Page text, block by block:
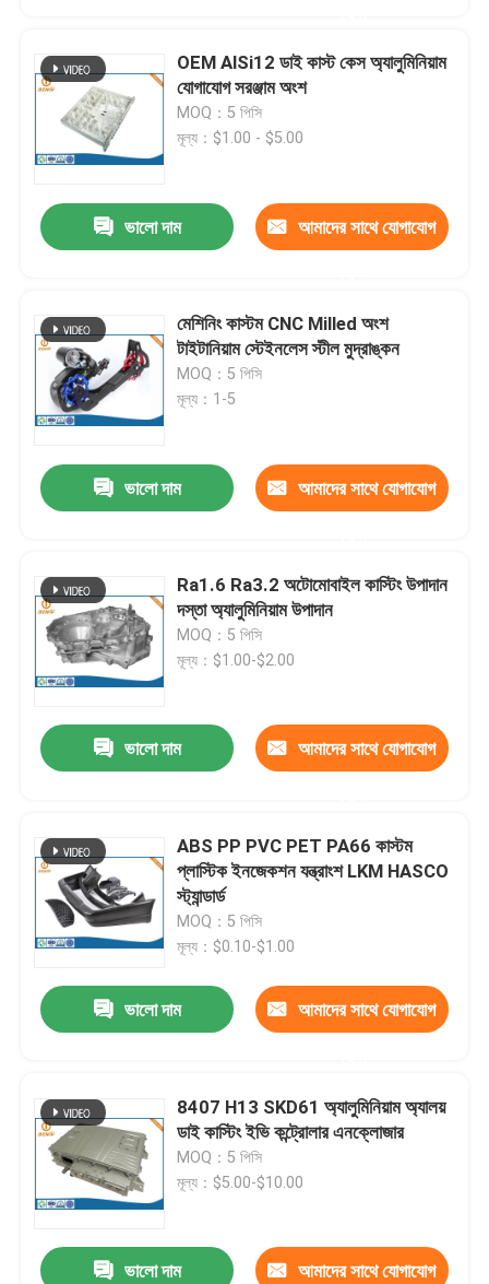
OEM AlSi12 ডাই কাস্ট কেস অ্যালুমিনিয়াম
যোগাযোগ সরঞ্জাম অংশ
MOQ：5 পিসি
মূল্য：$1.00 - $5.00
ভালো দাম আমাদের সাথে যোগাযোগ
মেশিনিং কাস্টম CNC Milled অংশ
টাইটানিয়াম স্টেইনলেস স্টীল মুদ্রাঙ্কন
MOQ：5 পিসি
মূল্য：1-5
ভালো দাম আমাদের সাথে যোগাযোগ
Ra1.6 Ra3.2 অটোমোবাইল কাস্টিং উপাদান
দস্তা অ্যালুমিনিয়াম উপাদান
MOQ：5 পিসি
মূল্য：$1.00-$2.00
ভালো দাম আমাদের সাথে যোগাযোগ
ABS PP PVC PET PA66 কাস্টম
প্লাস্টিক ইনজেকশন যন্ত্রাংশ LKM HASCO
স্ট্যান্ডার্ড
MOQ：5 পিসি
মূল্য：$0.10-$1.00
ভালো দাম আমাদের সাথে যোগাযোগ
8407 H13 SKD61 অ্যালুমিনিয়াম অ্যালয়
ডাই কাস্টিং ইভি কন্ট্রোলার এনক্লোজার
MOQ：5 পিসি
মূল্য：$5.00-$10.00
ভালো দাম আমাদের সাথে যোগাযোগ